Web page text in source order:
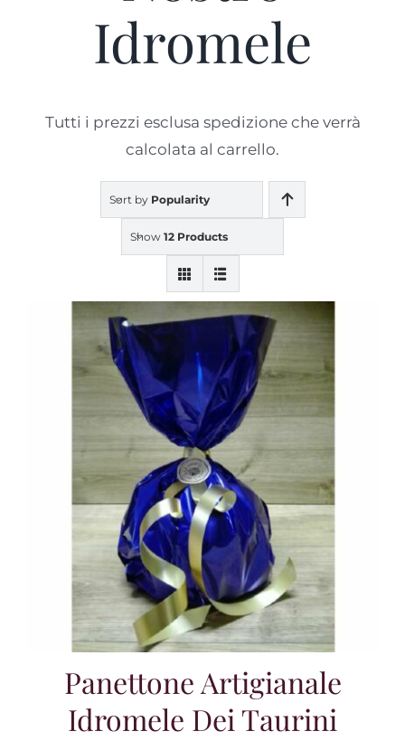
Idromele
Tutti i prezzi esclusa spedizione che verrà
calcolata al carrello.
Sort by Popularity
Show 12 Products
Panettone Artigianale
Idromele Dei Taurini